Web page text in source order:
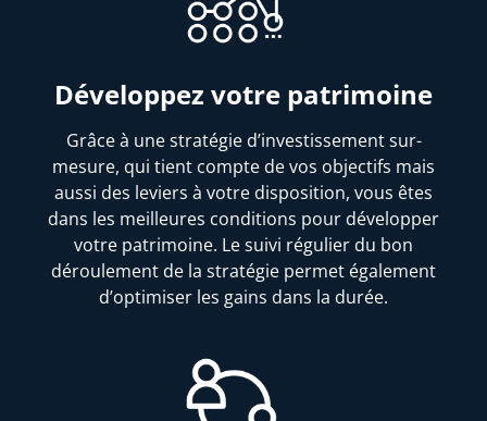
Développez votre patrimoine
Grâce à une stratégie d’investissement sur-
mesure, qui tient compte de vos objectifs mais
aussi des leviers à votre disposition, vous êtes
dans les meilleures conditions pour développer
votre patrimoine. Le suivi régulier du bon
déroulement de la stratégie permet également
d’optimiser les gains dans la durée.